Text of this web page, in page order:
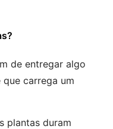
de entregar algo
carrega um
plantas duram